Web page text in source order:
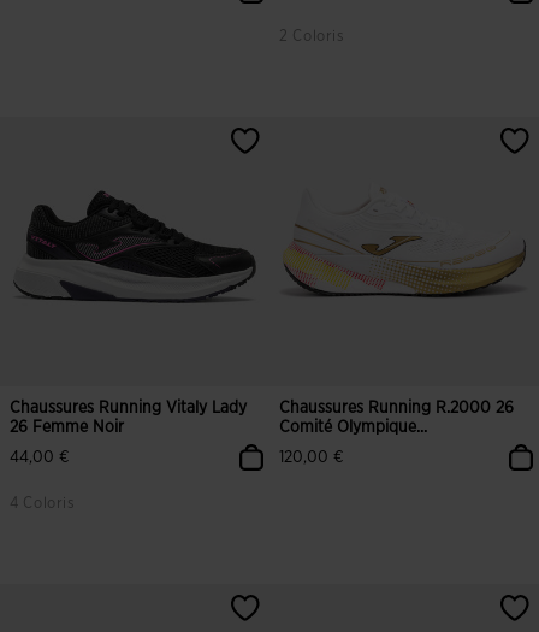
2 Coloris
Chaussures Running Vitaly Lady
26 Femme Noir
44,00 €
4 Coloris
Chaussures Running R.2000 26
Comité Olympique...
120,00 €